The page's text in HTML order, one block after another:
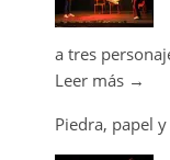
a tres
Leer más →
Piedra, papel